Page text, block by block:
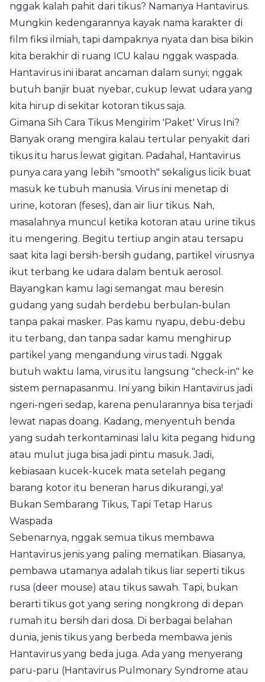
nggak kalah pahit dari tikus? Namanya Hantavirus.
Mungkin kedengarannya kayak nama karakter di
film fiksi ilmiah, tapi dampaknya nyata dan bisa bikin
kita berakhir di ruang ICU kalau nggak waspada.
Hantavirus ini ibarat ancaman dalam sunyi; nggak
butuh banjir buat nyebar, cukup lewat udara yang
kita hirup di sekitar kotoran tikus saja.
Gimana Sih Cara Tikus Mengirim 'Paket' Virus Ini?
Banyak orang mengira kalau tertular penyakit dari
tikus itu harus lewat gigitan. Padahal, Hantavirus
punya cara yang lebih "smooth" sekaligus licik buat
masuk ke tubuh manusia. Virus ini menetap di
urine, kotoran (feses), dan air liur tikus. Nah,
masalahnya muncul ketika kotoran atau urine tikus
itu mengering. Begitu tertiup angin atau tersapu
saat kita lagi bersih-bersih gudang, partikel virusnya
ikut terbang ke udara dalam bentuk aerosol.
Bayangkan kamu lagi semangat mau beresin
gudang yang sudah berdebu berbulan-bulan
tanpa pakai masker. Pas kamu nyapu, debu-debu
itu terbang, dan tanpa sadar kamu menghirup
partikel yang mengandung virus tadi. Nggak
butuh waktu lama, virus itu langsung "check-in" ke
sistem pernapasanmu. Ini yang bikin Hantavirus jadi
ngeri-ngeri sedap, karena penularannya bisa terjadi
lewat napas doang. Kadang, menyentuh benda
yang sudah terkontaminasi lalu kita pegang hidung
atau mulut juga bisa jadi pintu masuk. Jadi,
kebiasaan kucek-kucek mata setelah pegang
barang kotor itu beneran harus dikurangi, ya!
Bukan Sembarang Tikus, Tapi Tetap Harus
Waspada
Sebenarnya, nggak semua tikus membawa
Hantavirus jenis yang paling mematikan. Biasanya,
pembawa utamanya adalah tikus liar seperti tikus
rusa (deer mouse) atau tikus sawah. Tapi, bukan
berarti tikus got yang sering nongkrong di depan
rumah itu bersih dari dosa. Di berbagai belahan
dunia, jenis tikus yang berbeda membawa jenis
Hantavirus yang beda juga. Ada yang menyerang
paru-paru (Hantavirus Pulmonary Syndrome atau